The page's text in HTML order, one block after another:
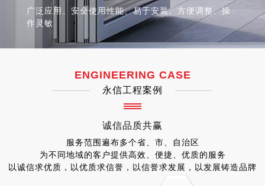
广泛应用、安全使用性能、易于安装、方便调整、操
作灵敏
ENGINEERING CASE
永信工程案例
诚信品质共赢
服务范围遍布多个省、市、自治区
为不同地域的客户提供高效、便捷、优质的服务
以诚信求优质，以优质求信誉，以信誉求发展，以发展铸造品牌